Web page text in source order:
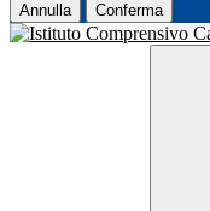
Annulla Conferma